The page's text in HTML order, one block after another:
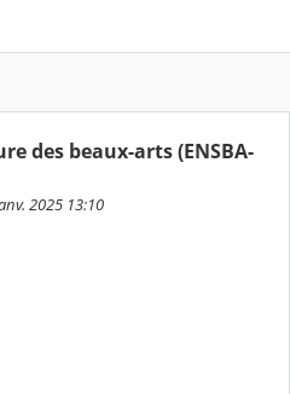
des beaux-arts (ENSBA-
2025 13:10